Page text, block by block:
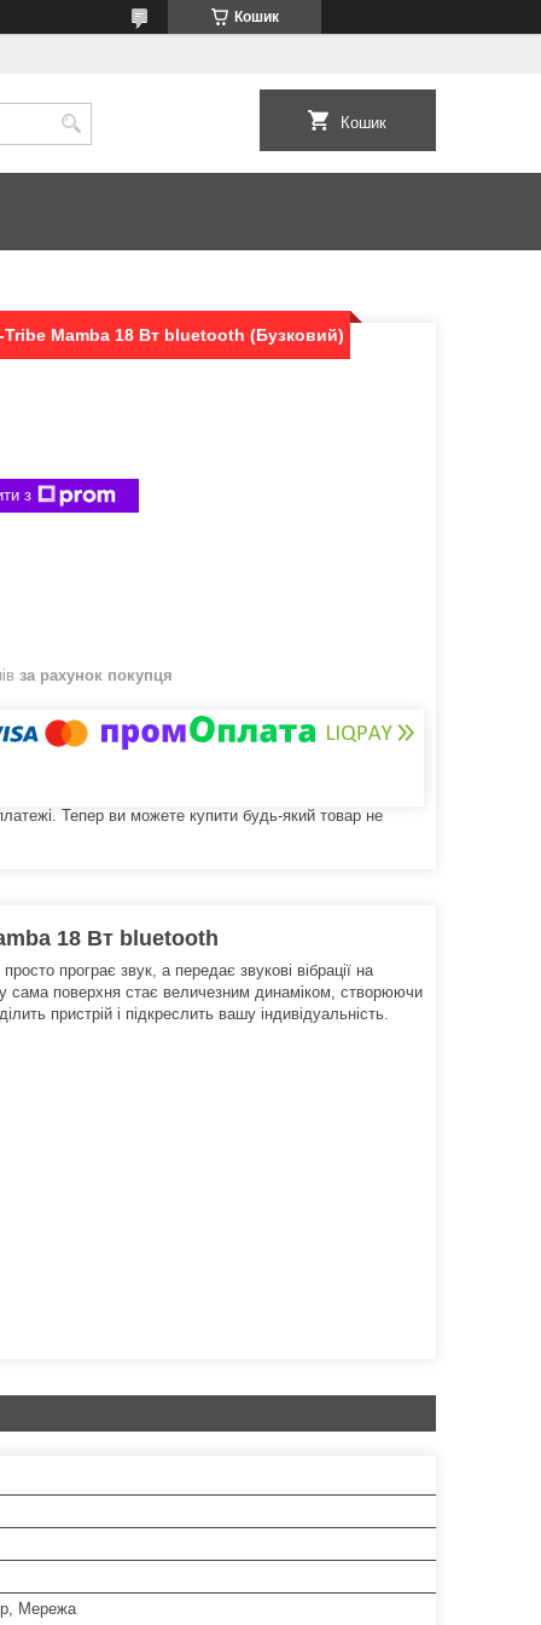
Кошик
Кошик
Mamba 18 Вт bluetooth (Бузковий)
з
за рахунок покупця
Тепер ви можете купити будь-який товар не
18 Вт bluetooth
програє звук, а передає звукові вібрації на
сама поверхня стає величезним динаміком, створюючи
пристрій і підкреслить вашу індивідуальність.
Мережа